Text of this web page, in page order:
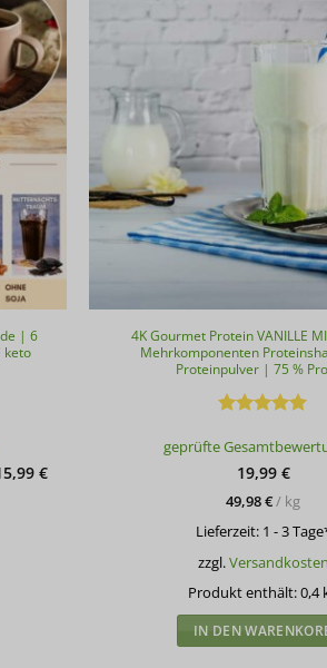
| 6
keto
€Aktueller
4K Gourmet Protein VANILLE
Mehrkomponenten
Proteinpulver | 75 %
mit5von
geprüfte
19,99 €
49,98€/ kg
Lieferzeit: 1 - 3
zzgl.
Produkt enthält: 0,4
IN DEN